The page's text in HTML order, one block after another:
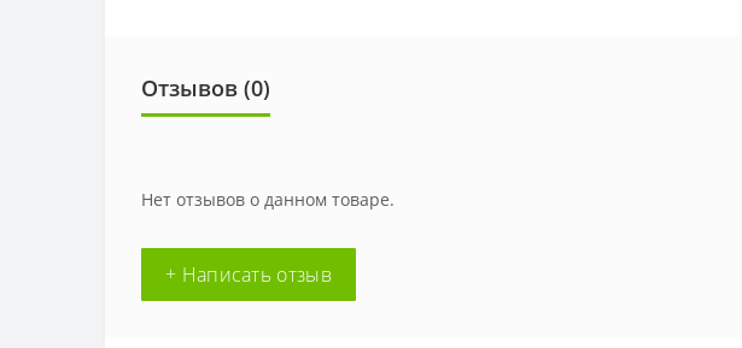
Отзывов (0)
Нет отзывов о данном товаре.
+ Написать отзыв